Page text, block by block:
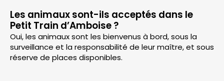
Les animaux sont-ils acceptés dans le
Petit Train d’Amboise ?
Oui, les animaux sont les bienvenus à bord, sous la
surveillance et la responsabilité de leur maître, et sous
réserve de places disponibles.